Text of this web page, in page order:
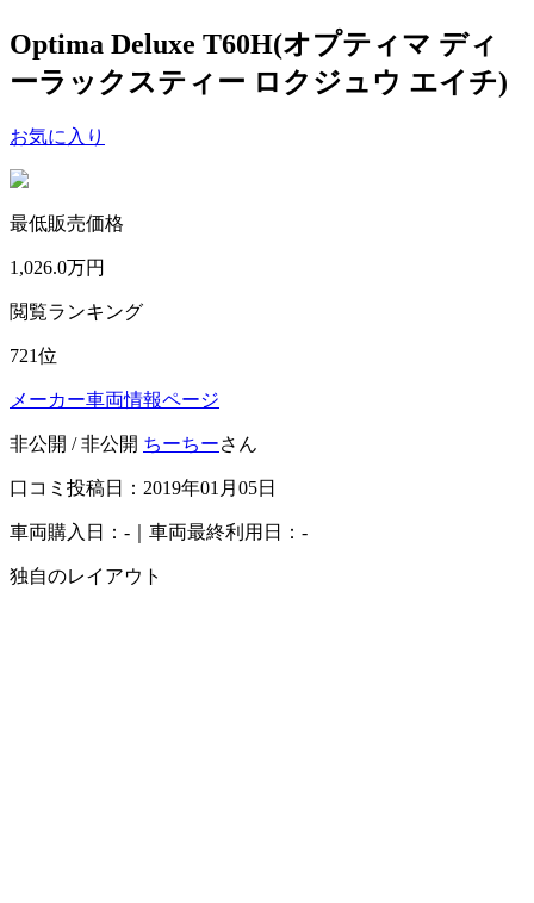
Optima Deluxe T60H(オプティマ ディ
ーラックスティー ロクジュウ エイチ)
お気に入り
最低販売価格
1,026.0万円
閲覧ランキング
721位
メーカー車両情報ページ
非公開 / 非公開 ちーちーさん
口コミ投稿日：2019年01月05日
車両購入日：-｜車両最終利用日：-
独自のレイアウト